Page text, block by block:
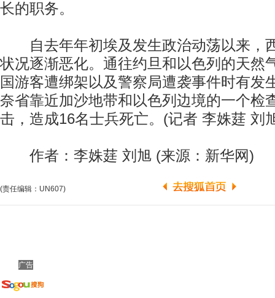
长的职务。
自去年年初埃及发生政治动荡以来，
状况逐渐恶化。通往约旦和以色列的天然
国游客遭绑架以及警察局遭袭事件时有发
奈省靠近加沙地带和以色列边境的一个检
击，造成16名士兵死亡。(记者 李姝莛 刘
作者：李姝莛 刘旭 (来源：新华网)
(责任编辑：UN607)
广告